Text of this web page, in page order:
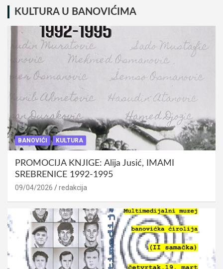
KULTURA U BANOVIĆIMA
BANOVIĆI KULTURA
PROMOCIJA KNJIGE: Alija Jusić, IMAMI
SREBRENICE 1992-1995
09/04/2026 redakcija